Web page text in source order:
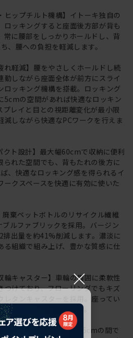
ヒップチルト機構】イトーキ独自の
ロッキングすると座面後方部が背も
常に腰部をしっかりホールドし、背
、腰への負担を軽減します。
れ軽減】腰をやさしくホールドし続
動しながら座面全体が前方にスライ
ロッキング機構を搭載。ロッキング
5cmの空間があれば快適なロッキン
プレイと目との視距離変化が最小限
減しながら快適なPCワークを行えま
クト設計】最大幅60cmで収納に便利
られた空間でも、背もたれの後方に
、快適なロッキング感を得られるイ
ークスペースを快適に有効に使いた
廃棄ペットボトルのリサイクル繊維
ルファブリックを採用。バージン
排出量を約41%削減します。濃淡に
る組織で組み上げ、豊かな質感に仕
輪キャスター】車輪の周囲に柔軟性
つけており、フローリングでもキズ
レタンキャスターを採用。座ってい
機能も採用しています。
座面高は約41.0cm～52.5cmの間で
×